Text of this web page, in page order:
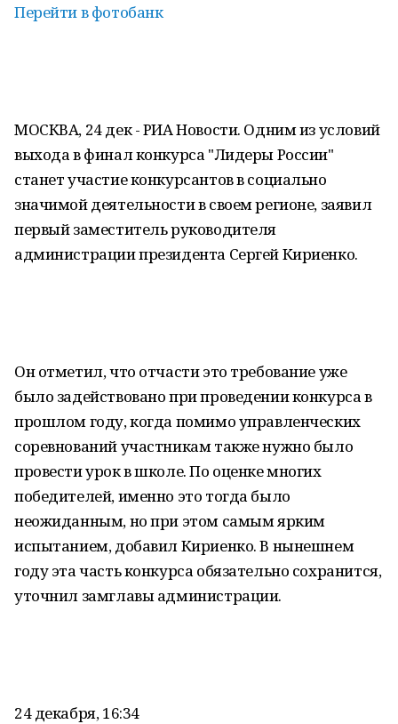
Перейти в фотобанк
МОСКВА, 24 дек - РИА Новости. Одним из условий
выхода в финал конкурса "Лидеры России"
станет участие конкурсантов в социально
значимой деятельности в своем регионе, заявил
первый заместитель руководителя
администрации президента Сергей Кириенко.
Он отметил, что отчасти это требование уже
было задействовано при проведении конкурса в
прошлом году, когда помимо управленческих
соревнований участникам также нужно было
провести урок в школе. По оценке многих
победителей, именно это тогда было
неожиданным, но при этом самым ярким
испытанием, добавил Кириенко. В нынешнем
году эта часть конкурса обязательно сохранится,
уточнил замглавы администрации.
24 декабря, 16:34